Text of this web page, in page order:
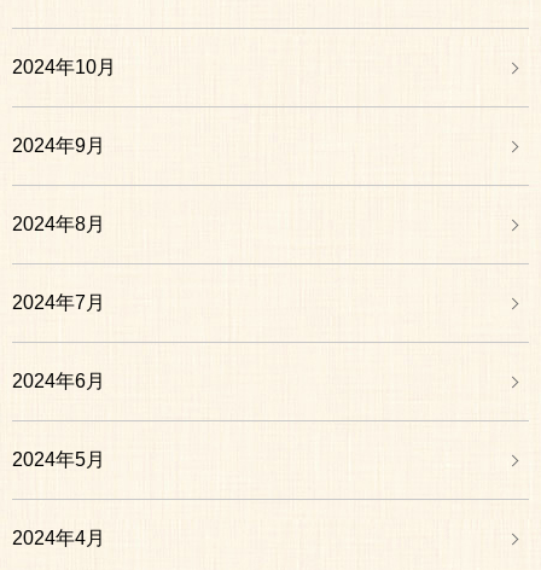
2024年10月
2024年9月
2024年8月
2024年7月
2024年6月
2024年5月
2024年4月